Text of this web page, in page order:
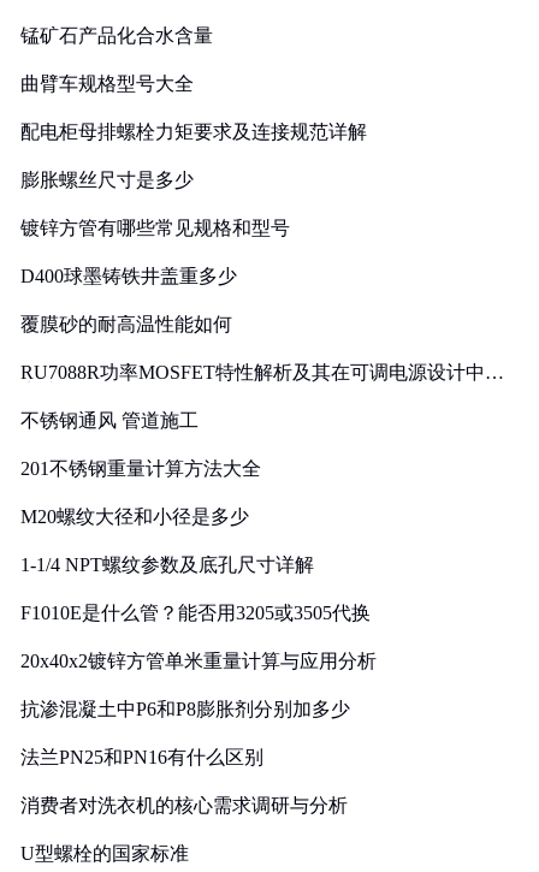
锰矿石产品化合水含量
曲臂车规格型号大全
配电柜母排螺栓力矩要求及连接规范详解
膨胀螺丝尺寸是多少
镀锌方管有哪些常见规格和型号
D400球墨铸铁井盖重多少
覆膜砂的耐高温性能如何
RU7088R功率MOSFET特性解析及其在可调电源设计中的
不锈钢通风 管道施工
201不锈钢重量计算方法大全
M20螺纹大径和小径是多少
1-1/4 NPT螺纹参数及底孔尺寸详解
F1010E是什么管？能否用3205或3505代换
20x40x2镀锌方管单米重量计算与应用分析
抗渗混凝土中P6和P8膨胀剂分别加多少
法兰PN25和PN16有什么区别
消费者对洗衣机的核心需求调研与分析
U型螺栓的国家标准